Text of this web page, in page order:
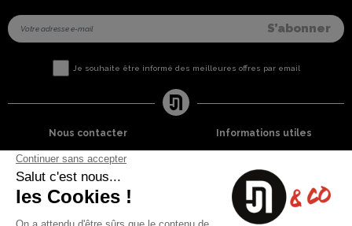
Je souhaite être informé des meilleures offres par email
Nous contacter
8 rue du capitaine Jean Croisa
13009 Marseille
+33 (0)4 91 07 41 16
Informations utiles
Garantie satisfaction
Paiement sécurisé
Plan du site
Blog